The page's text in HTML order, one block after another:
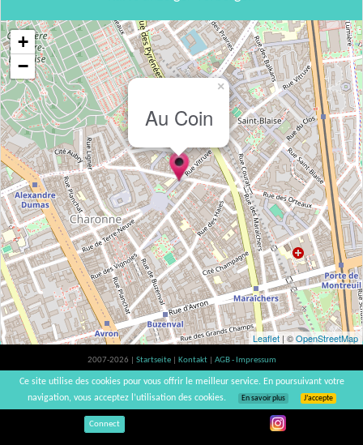
Au Coin
×
+
−
Leaflet | ©OpenStreetMap
2007-2026 | Startseite Kontakt
AGB - Impressum
Der Verzehr von Alkohol ist gesundheitsschädlich, Verzehr in Maßen empfohlen |
vinsnaturels | v3.12
Connect
Ce site utilise des cookies pour vous offrir le meilleur service. En poursuivant votre
navigation, vous acceptez l’utilisation des cookies.
En savoir plus J’accepte